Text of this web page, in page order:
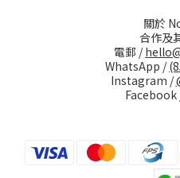
關於
合作及
電郵 /
WhatsApp /
Instagram /